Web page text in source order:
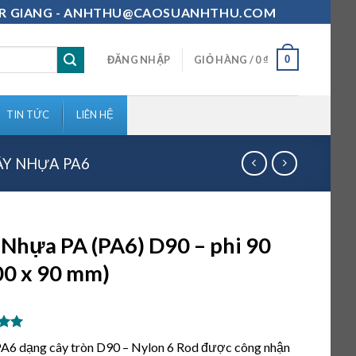
GIANG - ANHTHU@CAOSUANHTHU.COM
ĐĂNG NHẬP GIỎ HÀNG /0₫ 0
TIN TỨC LIÊN HỆ
NHỰA PA6
PA (PA6) D90 – phi 90
x 90 mm)
dạng cây tròn D90 – Nylon 6 Rod được công nhận